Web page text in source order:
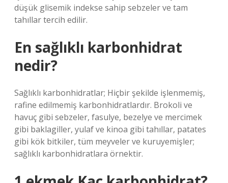
düşük glisemik indekse sahip sebzeler ve tam
tahıllar tercih edilir.
En sağlıklı karbonhidrat
nedir?
Sağlıklı karbonhidratlar; Hiçbir şekilde işlenmemiş,
rafine edilmemiş karbonhidratlardır. Brokoli ve
havuç gibi sebzeler, fasulye, bezelye ve mercimek
gibi baklagiller, yulaf ve kinoa gibi tahıllar, patates
gibi kök bitkiler, tüm meyveler ve kuruyemişler;
sağlıklı karbonhidratlara örnektir.